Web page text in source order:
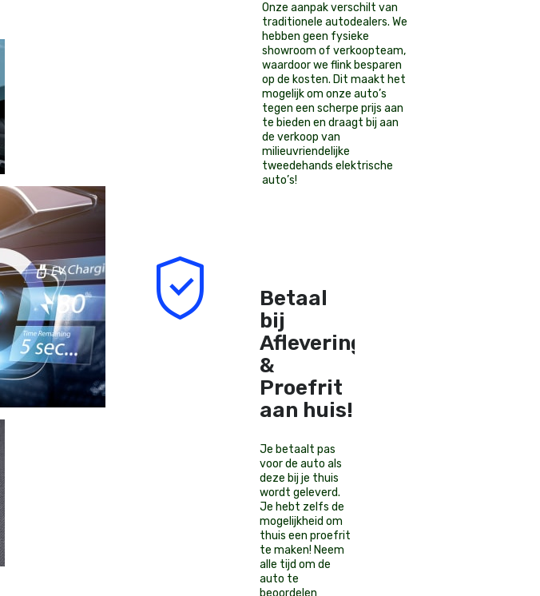
Onze aanpak verschilt van
traditionele autodealers. We
hebben geen fysieke
showroom of verkoopteam,
waardoor we flink besparen
op de kosten. Dit maakt het
mogelijk om onze auto’s
tegen een scherpe prijs aan
te bieden en draagt bij aan
de verkoop van
milieuvriendelijke
tweedehands elektrische
auto’s!
Betaal
bij
Aflevering
&
Proefrit
aan huis!
Je betaalt pas
voor de auto als
deze bij je thuis
wordt geleverd.
Je hebt zelfs de
mogelijkheid om
thuis een proefrit
te maken! Neem
alle tijd om de
auto te